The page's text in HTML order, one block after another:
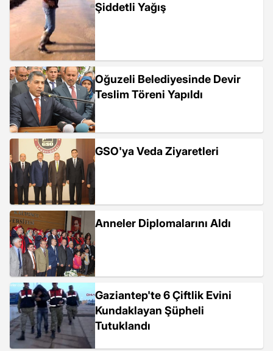
Şiddetli Yağış
Oğuzeli Belediyesinde Devir
Teslim Töreni Yapıldı
GSO'ya Veda Ziyaretleri
Anneler Diplomalarını Aldı
Gaziantep'te 6 Çiftlik Evini
Kundaklayan Şüpheli
Tutuklandı